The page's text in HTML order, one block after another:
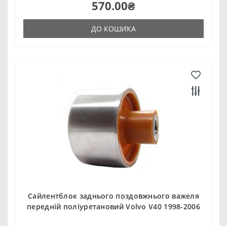
570.00₴
ДО КОШИКА
Сайлентблок заднього поздовжнього важеля
передній поліуретановий Volvo V40 1998-2006